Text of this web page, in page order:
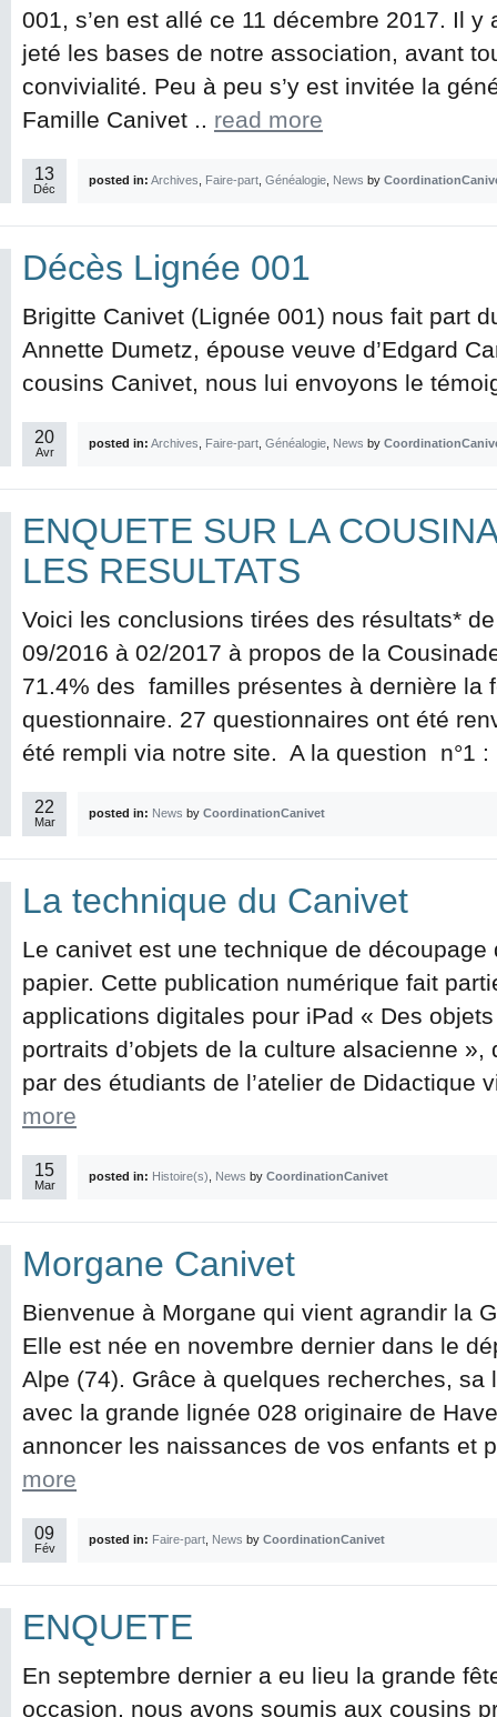
001, s’en est allé ce 11 décembre 2017. Il
jeté les bases de notre association, avant
convivialité. Peu à peu s’y est invitée la
Famille Canivet .. read more
13
Déc
posted in: Archives Faire-part Généalogie News by
Décès Lignée 001
Brigitte Canivet (Lignée 001) nous fait part
Annette Dumetz, épouse veuve d’Edgard
cousins Canivet, nous lui envoyons le
20
Avr
posted in: Archives Faire-part Généalogie News by
ENQUETE SUR LA
LES RESULTATS
Voici les conclusions tirées des résultats*
09/2016 à 02/2017 à propos de la
71.4% des familles présentes à dernière la
questionnaire. 27 questionnaires ont été
été rempli via notre site. A la question n°1
22
Mar
posted in: News by CoordinationCanivet
La technique du Canivet
Le canivet est une technique de
papier. Cette publication numérique fait
applications digitales pour iPad « Des
portraits d’objets de la culture alsacienne
par des étudiants de l’atelier de Didactique
more
15
Mar
posted in: Histoire(s) News by CoordinationCanivet
Morgane Canivet
Bienvenue à Morgane qui vient agrandir la
Elle est née en novembre dernier dans le
Alpe (74). Grâce à quelques recherches, sa
avec la grande lignée 028 originaire de
annoncer les naissances de vos enfants et
more
09
Fév
posted in: Faire-part News by CoordinationCanivet
ENQUETE
En septembre dernier a eu lieu la grande
occasion, nous avons soumis aux cousins